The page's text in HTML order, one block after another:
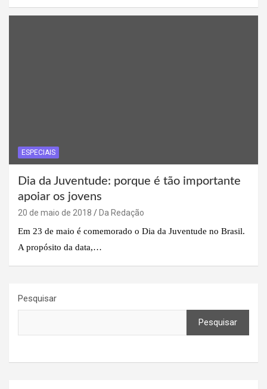
ESPECIAIS
Dia da Juventude: porque é tão importante
apoiar os jovens
20 de maio de 2018
Da Redação
Em 23 de maio é comemorado o Dia da Juventude no Brasil.
A propósito da data,…
Pesquisar
Pesquisar